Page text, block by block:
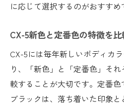
に応じて選択するのがおすすめ
CX-5新色と定番色の特徴を
CX-5には毎年新しいボディカ
り、「新色」と「定番色」そ
較することが大切です。定番
ブラックは、落ち着いた印象